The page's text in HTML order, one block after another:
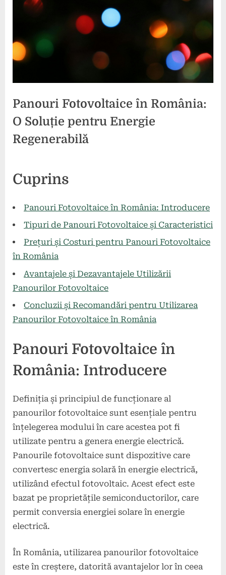
Panouri Fotovoltaice în România:
O Soluție pentru Energie
Regenerabilă
on
mai
comentariu la
Fotovoltaice
România:
O
Soluție
pentru
Energie
Regenerabilă
Cuprins
Panouri Fotovoltaice în România: Introducere
Tipuri de Panouri Fotovoltaice și Caracteristici
Prețuri și Costuri pentru Panouri Fotovoltaice
în România
Avantajele și Dezavantajele Utilizării
Panourilor Fotovoltaice
Concluzii și Recomandări pentru Utilizarea
Panourilor Fotovoltaice în România
Panouri Fotovoltaice în
România: Introducere
Definiția și principiul de funcționare al
panourilor fotovoltaice sunt esențiale pentru
înțelegerea modului în care acestea pot fi
utilizate pentru a genera energie electrică.
Panourile fotovoltaice sunt dispozitive care
convertesc energia solară în energie electrică,
utilizând efectul fotovoltaic. Acest efect este
bazat pe proprietățile semiconductorilor, care
permit conversia energiei solare în energie
electrică.
În România, utilizarea panourilor fotovoltaice
este în creștere, datorită avantajelor lor în ceea